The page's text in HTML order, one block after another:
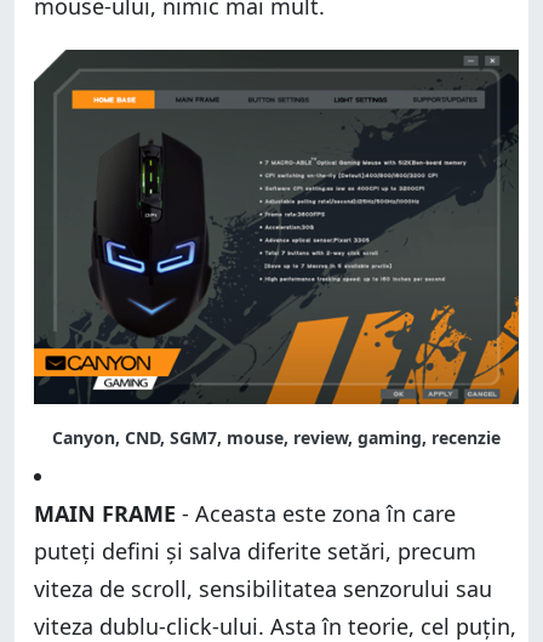
Canyon, CND, SGM7, mouse, review, gaming, recenzie
MAIN FRAME - Aceasta este zona în care
puteți defini și salva diferite setări, precum
viteza de scroll, sensibilitatea senzorului sau
viteza dublu-click-ului. Asta în teorie, cel puțin,